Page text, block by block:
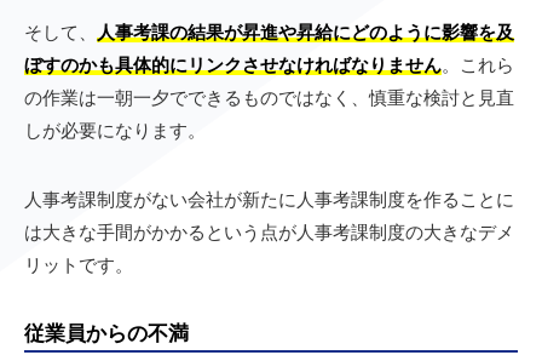
そして、
人事考課の結果が昇進や昇給にどのように影響を及
ぼすのかも具体的にリンクさせなければなりません。これら
の作業は一朝一夕でできるものではなく、慎重な検討と見直
しが必要になります。
人事考課制度がない会社が新たに人事考課制度を作ることに
は大きな手間がかかるという点が人事考課制度の大きなデメ
リットです。
従業員からの不満